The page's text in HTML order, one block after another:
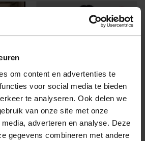
om content en advertenties te
voor social media te bieden
te analyseren. Ook delen we
van onze site met onze
adverteren en analyse. Deze
gegevens combineren met andere
-35%